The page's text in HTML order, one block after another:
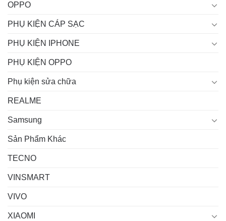
OPPO
PHỤ KIỆN CÁP SẠC
PHỤ KIỆN IPHONE
PHỤ KIỆN OPPO
Phụ kiện sửa chữa
REALME
Samsung
Sản Phẩm Khác
TECNO
VINSMART
VIVO
XIAOMI